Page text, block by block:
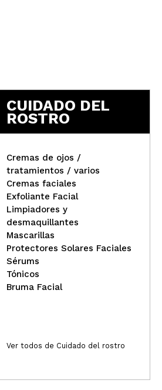
Nature
Natura Estonica - Tónico
facial regulador con musgo
de Islandia
CUIDADO DEL
ROSTRO
Cremas de ojos /
tratamientos / varios
Cremas faciales
Exfoliante Facial
Limpiadores y
desmaquillantes
Mascarillas
Protectores Solares Faciales
Sérums
Tónicos
Bruma Facial
Ver todos de Cuidado del rostro